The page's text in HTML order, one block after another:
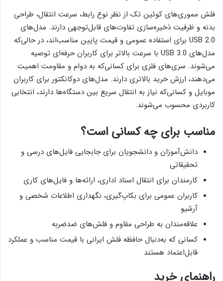
فلش مموری‌های کوئین تک از نظر نوع رابط، سرعت انتقال، طراحی
بدنه و ظرفیت ذخیره‌سازی تفاوت‌های قابل‌توجهی دارند. مدل‌های
USB 2.0 برای استفاده عمومی و قیمت پایین مناسب‌اند، در حالی‌که
مدل‌های USB 3.0 با سرعت بالاتر برای کاربران حرفه‌ای توصیه
می‌شوند. سری‌های فلزی برای کسانی‌که به دوام و مقاومت اهمیت
می‌دهند، ارزش خرید بالاتری دارند. مدل‌های دوکانکتور برای کاربران
موبایل و کسانی‌که نیاز به انتقال سریع بین دستگاه‌ها دارند، انتخابی
کاربردی محسوب می‌شوند.
مناسب برای چه کسانی است؟
دانش‌آموزان و دانشجویان برای جابجایی فایل‌های درسی و
تحقیقاتی
کارمندان برای انتقال اسناد اداری، ارائه‌ها و فایل‌های کاری
کاربران عمومی برای بکاپ‌گیری، نگهداری اطلاعات شخصی و
آرشیو
علاقه‌مندان به طراحی مقاوم و فلش‌های ضدضربه
کسانی که به‌دنبال حافظه فلش ایرانی با قیمت مناسب و عملکرد
قابل‌اعتماد هستند
راهنمای خرید